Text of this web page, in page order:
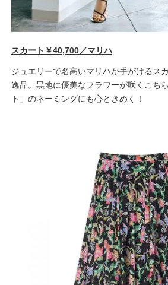
スカート￥40,700／マリハ
ジュエリーで名高いマリハが手がけるス
逸品。黒地に優美なフラワーが咲くこち
ト」のネーミングにも心ときめく！